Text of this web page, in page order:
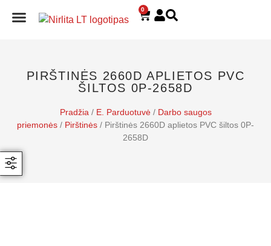
0
PIRŠTINĖS 2660D APLIETOS PVC
ŠILTOS 0P-2658D
Pradžia / E. Parduotuvė/ Darbo saugos
priemonės / Pirštinės / Pirštinės 2660D aplietos PVC šiltos 0P-
2658D